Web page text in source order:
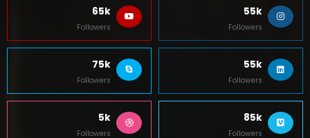
55k
Followers
65k
Followers
55k
Followers
75k
Followers
85k
Followers
5k
Followers